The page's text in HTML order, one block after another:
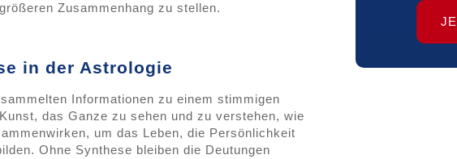
Zusammenhang zu stellen.
in der Astrologie
Informationen zu einem stimmigen
das Ganze zu sehen und zu verstehen, wie
um das Leben, die Persönlichkeit
Ohne Synthese bleiben die Deutungen